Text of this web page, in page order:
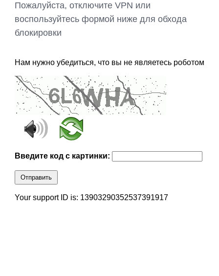
Пожалуйста, отключите VPN или
воспользуйтесь формой ниже для обхода
блокировки
Нам нужно убедиться, что вы не являетесь роботом
Введите код с картинки:
Отправить
Your support ID is: 13903290352537391917